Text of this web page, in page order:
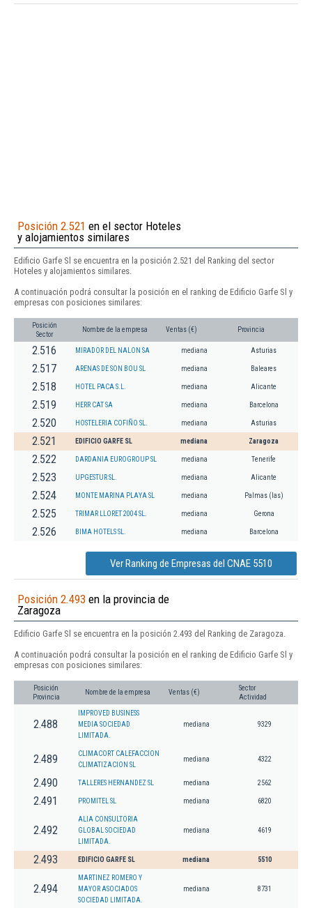
Posición 2.521 en el sector Hoteles
y alojamientos similares
Edificio Garfe Sl se encuentra en la posición 2.521 del Ranking del sector
Hoteles y alojamientos similares.
A continuación podrá consultar la posición en el ranking de Edificio Garfe Sl y
empresas con posiciones similares:
Posición
Sector
Nombre de la empresa Ventas (€) Provincia
2.516 MIRADOR DEL NALON SA mediana Asturias
2.517 ARENAS DE SON BOU SL mediana Baleares
2.518 HOTEL PACA S.L. mediana Alicante
2.519 HERR CAT SA mediana Barcelona
2.520 HOSTELERIA COFIÑO SL. mediana Asturias
2.521 EDIFICIO GARFE SL mediana Zaragoza
2.522 DARDANIA EUROGROUP SL mediana Tenerife
2.523 UPGESTUR SL. mediana Alicante
2.524 MONTE MARINA PLAYA SL mediana Palmas (las)
2.525 TRIMAR LLORET 2004 SL. mediana Gerona
2.526 BIMA HOTELS SL. mediana Barcelona
Ver Ranking de Empresas del CNAE 5510
Posición 2.493 en la provincia de
Zaragoza
Edificio Garfe Sl se encuentra en la posición 2.493 del Ranking de Zaragoza.
A continuación podrá consultar la posición en el ranking de Edificio Garfe Sl y
empresas con posiciones similares:
Posición
Provincia
Nombre de la empresa Ventas (€)
Sector
Actividad
2.488
IMPROVED BUSINESS
MEDIA SOCIEDAD
LIMITADA.
mediana 9329
2.489
CLIMACORT CALEFACCION
CLIMATIZACION SL
mediana 4322
2.490 TALLERES HERNANDEZ SL mediana 2562
2.491 PROMITEL SL mediana 6820
2.492
ALIA CONSULTORIA
GLOBAL SOCIEDAD
LIMITADA.
mediana 4619
2.493 EDIFICIO GARFE SL mediana 5510
2.494
MARTINEZ ROMERO Y
MAYOR ASOCIADOS
SOCIEDAD LIMITADA.
mediana 8731